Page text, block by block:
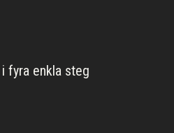
fyra enkla steg